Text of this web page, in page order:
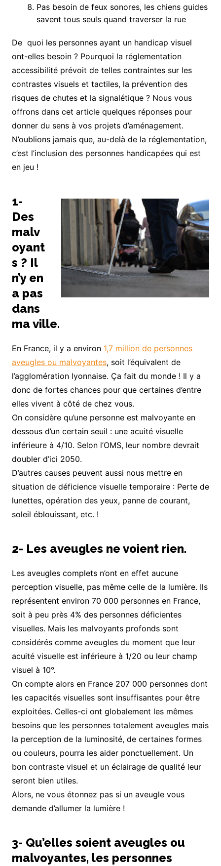
Pas besoin de feux sonores, les chiens guides
savent tous seuls quand traverser la rue
De quoi les personnes ayant un handicap visuel
ont-elles besoin ? Pourquoi la réglementation
accessibilité prévoit de telles contraintes sur les
contrastes visuels et tactiles, la prévention des
risques de chutes et la signalétique ? Nous vous
offrons dans cet article quelques réponses pour
donner du sens à vos projets d’aménagement.
N’oublions jamais que, au-delà de la réglementation,
c’est l’inclusion des personnes handicapées qui est
en jeu !
1-
Des
malv
oyant
s ? Il
n’y en
a pas
dans
ma ville.
En France, il y a environ 1,7 million de personnes
aveugles ou malvoyantes, soit l’équivalent de
l’agglomération lyonnaise. Ça fait du monde ! Il y a
donc de fortes chances pour que certaines d’entre
elles vivent à côté de chez vous.
On considère qu’une personne est malvoyante en
dessous d’un certain seuil : une acuité visuelle
inférieure à 4/10. Selon l’OMS, leur nombre devrait
doubler d’ici 2050.
D’autres causes peuvent aussi nous mettre en
situation de déficience visuelle temporaire : Perte de
lunettes, opération des yeux, panne de courant,
soleil éblouissant, etc. !
2- Les aveugles ne voient rien.
Les aveugles complets n’ont en effet aucune
perception visuelle, pas même celle de la lumière. Ils
représentent environ 70 000 personnes en France,
soit à peu près 4% des personnes déficientes
visuelles. Mais les malvoyants profonds sont
considérés comme aveugles du moment que leur
acuité visuelle est inférieure à 1/20 ou leur champ
visuel à 10°.
On compte alors en France 207 000 personnes dont
les capacités visuelles sont insuffisantes pour être
exploitées. Celles-ci ont globalement les mêmes
besoins que les personnes totalement aveugles mais
la perception de la luminosité, de certaines formes
ou couleurs, pourra les aider ponctuellement. Un
bon contraste visuel et un éclairage de qualité leur
seront bien utiles.
Alors, ne vous étonnez pas si un aveugle vous
demande d’allumer la lumière !
3- Qu’elles soient aveugles ou
malvoyantes, les personnes